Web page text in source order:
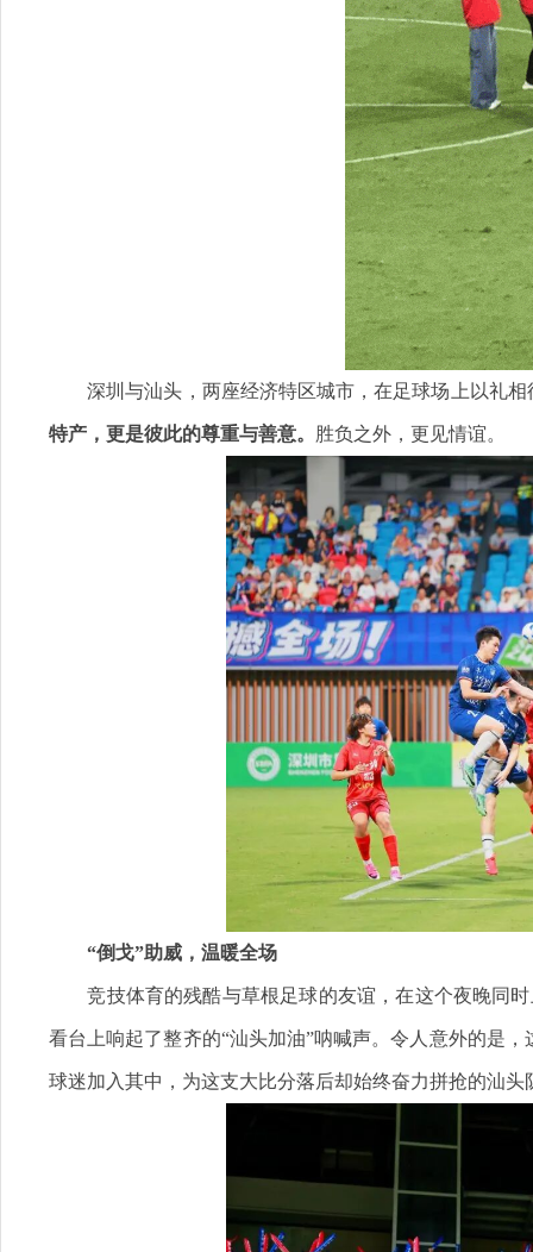
深圳与汕头，两座经济特区城市，在足球场上以礼相
特产，更是彼此的尊重与善意。 胜负之外，更见情谊。
“倒戈”助威，温暖全场
竞技体育的残酷与草根足球的友谊，在这个夜晚同
看台上响起了整齐的“汕头加油”呐喊声。令人意外的是
球迷加入其中，为这支大比分落后却始终奋力拼抢的汕头